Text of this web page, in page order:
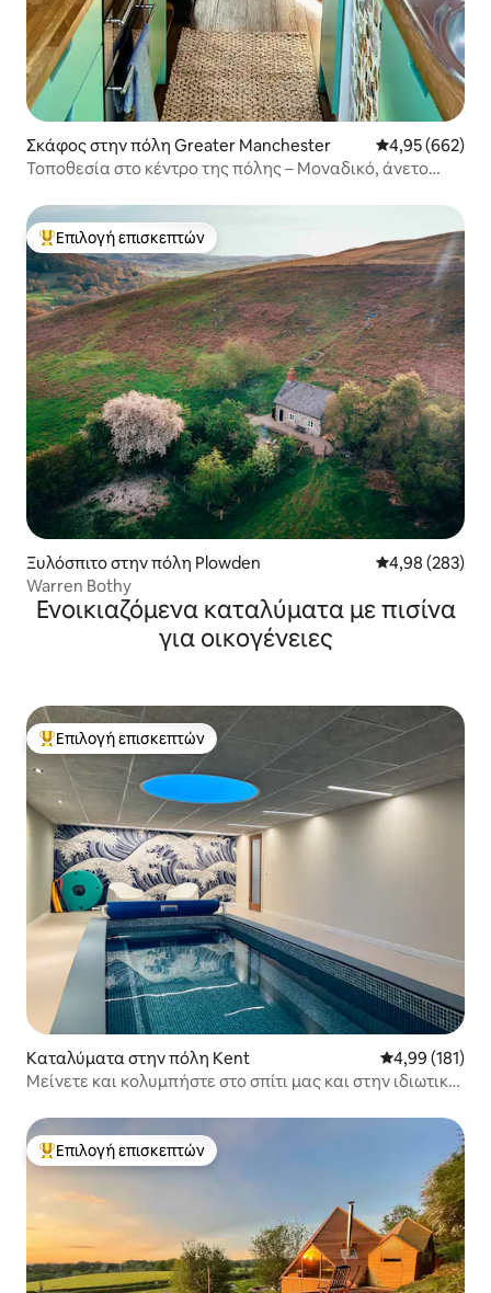
Σκάφος στην πόλη Greater Manchester Μέση
4,95 (662)
Τοποθεσία στο κέντρο της πόλης – Μοναδικό, άνετο
Κορυφαία επιλογή επισκεπτών
Επιλογή επισκεπτών
Ξυλόσπιτο στην πόλη Plowden Μέση
4,98 (283)
Warren Bothy
Ενοικιαζόμενα καταλύματα με πισίνα
για οικογένειες
Κορυφαία επιλογή επισκεπτών
Επιλογή επισκεπτών
Καταλύματα στην πόλη Kent Μέση
4,99 (181)
Μείνετε και κολυμπήστε στο σπίτι μας και στην ιδιωτική
Κορυφαία επιλογή επισκεπτών
Επιλογή επισκεπτών